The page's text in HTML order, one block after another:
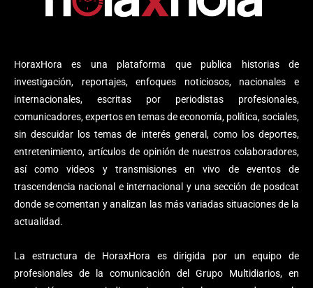
HoraxHora es una plataforma que publica historias de
investigación, reportajes, enfoques noticiosos, nacionales e
internacionales, escritas por periodistas profesionales,
comunicadores, expertos en temas de economía, política, sociales,
sin descuidar los temas de interés general, como los deportes,
entretenimiento, artículos de opinión de nuestros colaboradores,
así como videos y transmisiones en vivo de eventos de
trascendencia nacional e internacional y una sección de posdcat
donde se comentan y analizan las más variadas situaciones de la
actualidad.
La estructura de HoraxHora es dirigida por un equipo de
profesionales de la comunicación del Grupo Multidiarios, en